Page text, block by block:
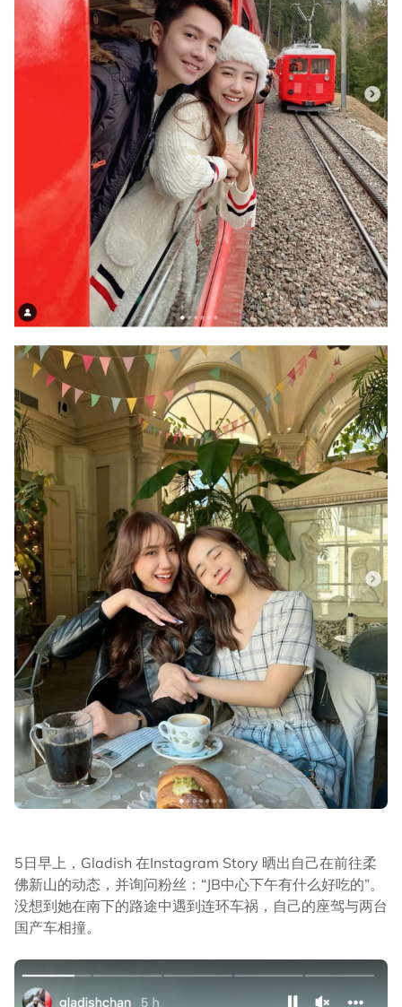
5日早上，Gladish 在Instagram Story 晒出自己在前往柔
佛新山的动态，并询问粉丝：“JB中心下午有什么好吃的”。
没想到她在南下的路途中遇到连环车祸，自己的座驾与两台
国产车相撞。